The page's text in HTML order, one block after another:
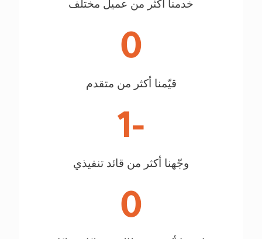
خدمنا أكثر من عميل مختلف
قيّمنا أكثر من متقدم
0
وجّهنا أكثر من قائد تنفيذي
-1
0